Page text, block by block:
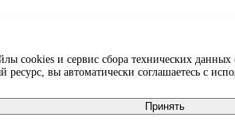
cookies и сервис сбора технических
ресурс, вы автоматически соглашаетесь с
Принять